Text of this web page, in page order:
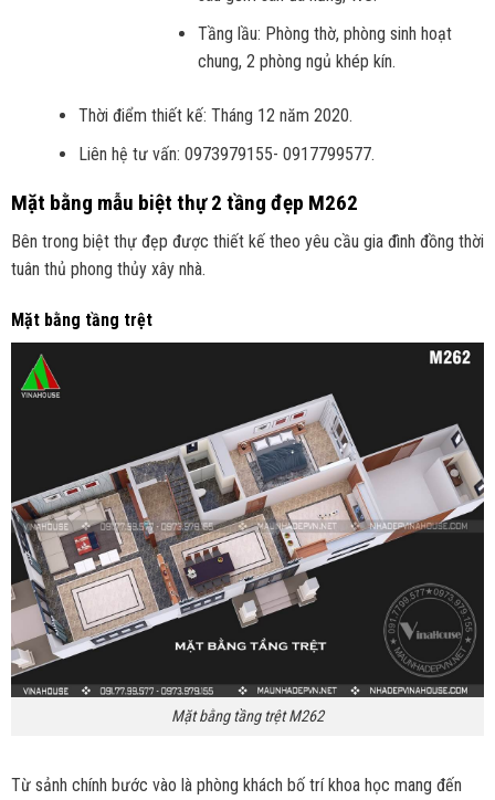
Tầng lầu: Phòng thờ, phòng sinh hoạt
chung, 2 phòng ngủ khép kín.
Thời điểm thiết kế: Tháng 12 năm 2020.
Liên hệ tư vấn: 0973979155- 0917799577.
Mặt bằng mẫu biệt thự 2 tầng đẹp M262
Bên trong biệt thự đẹp được thiết kế theo yêu cầu gia đình đồng thời
tuân thủ phong thủy xây nhà.
Mặt bằng tầng trệt
Mặt bằng tầng trệt M262
Từ sảnh chính bước vào là phòng khách bố trí khoa học mang đến